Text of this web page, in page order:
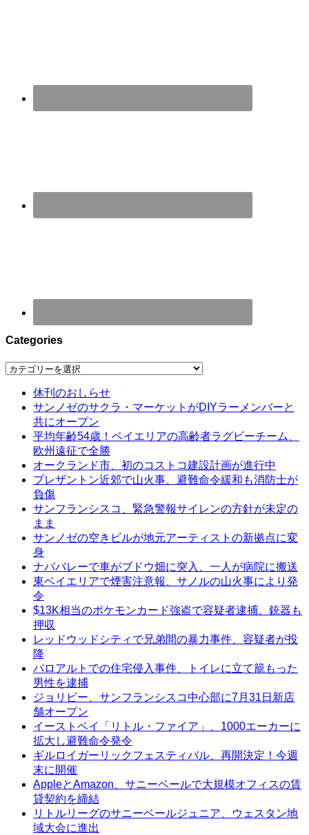
Categories
Categories
休刊のおしらせ
サンノゼのサクラ・マーケットがDIYラーメンバーと
共にオープン
平均年齢54歳！ベイエリアの高齢者ラグビーチーム、
欧州遠征で全勝
オークランド市、初のコストコ建設計画が進行中
プレザントン近郊で山火事、避難命令緩和も消防士が
負傷
サンフランシスコ、緊急警報サイレンの方針が未定の
まま
サンノゼの空きビルが地元アーティストの新拠点に変
身
ナパバレーで車がブドウ畑に突入、一人が病院に搬送
東ベイエリアで煙害注意報、サノルの山火事により発
令
$13K相当のポケモンカード強盗で容疑者逮捕、銃器も
押収
レッドウッドシティで兄弟間の暴力事件、容疑者が投
降
パロアルトでの住宅侵入事件、トイレに立て籠もった
男性を逮捕
ジョリビー、サンフランシスコ中心部に7月31日新店
舗オープン
イーストベイ「リトル・ファイア」、1000エーカーに
拡大し避難命令発令
ギルロイガーリックフェスティバル、再開決定！今週
末に開催
AppleとAmazon、サニーベールで大規模オフィスの賃
貸契約を締結
リトルリーグのサニーベールジュニア、ウェスタン地
域大会に進出